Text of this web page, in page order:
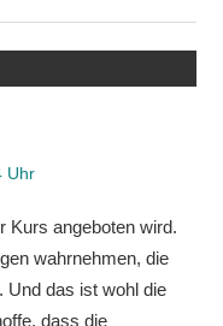
Uhr
Kurs angeboten wird.
wahrnehmen, die
Und das ist wohl die
dass die